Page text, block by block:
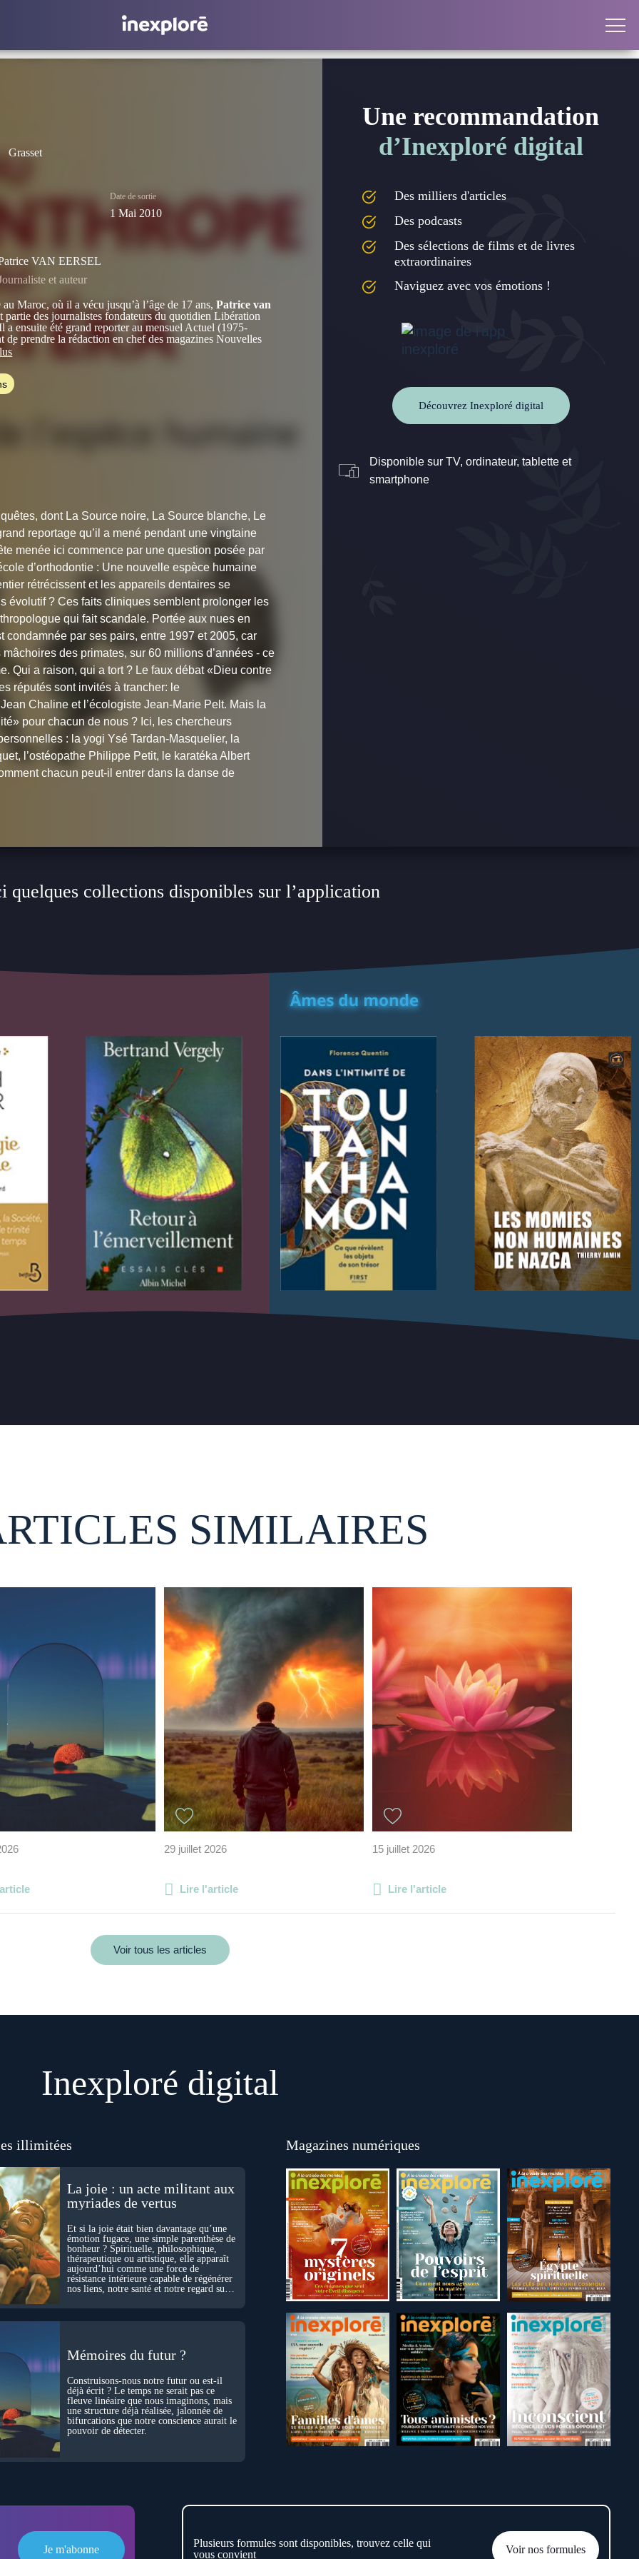
Grasset
Date de sortie
1 Mai 2010
VAN EERSEL
et auteur
Maroc, où il a vécu jusqu’à l’âge de 17 ans,Patrice van
partie des journalistes fondateurs du quotidien Libération
a ensuite été grand reporter au mensuel Actuel (1975-
de prendre la rédaction en chef des magazines Nouvelles
et la direction de la collection éponyme aux éditions
(1993-2021).
quatre enfants et grand-père de sept petits-enfants,
Shintaïdo, il est très intéressé par les dauphins, auprès de
dont La Source noire, La Source blanche, Le
reportage qu’il a mené pendant une vingtaine
menée ici commence par une question posée par
d’orthodontie : Une nouvelle espèce humaine
rétrécissent et les appareils dentaires se
évolutif ? Ces faits cliniques semblent prolonger les
qui fait scandale. Portée aux nues en
par ses pairs, entre 1997 et 2005, car
des primates, sur 60 millions d’années - ce
Qui a raison, qui a tort ? Le faux débat «Dieu contre
réputés sont invités à trancher: le
Chaline et l’écologiste Jean-Marie Pelt. Mais la
pour chacun de nous ? Ici, les chercheurs
: la yogi Ysé Tardan-Masquelier, la
l’ostéopathe Philippe Petit, le karatéka Albert
chacun peut-il entrer dans la danse de
Une recommandation
d’Inexploré digital
Des milliers d'articles
Des podcasts
Des sélections de films et de livres
extraordinaires
Naviguez avec vos émotions !
Découvrez Inexploré digital
Disponible sur TV, ordinateur, tablette et
smartphone
quelques collections disponibles sur l’application
SIMILAIRES
29 juillet 2026
Lire l'article
15 juillet 2026
Lire l'article
Voir tous les articles
Inexploré digital
illimitées
La joie : un acte militant aux
myriades de vertus
Et si la joie était bien davantage qu’une
émotion fugace, une simple parenthèse de
bonheur ? Spirituelle, philosophique,
thérapeutique ou artistique, elle apparaît
aujourd’hui comme une force de
résistance intérieure capable de régénérer
nos liens, notre santé et notre regard sur
Mémoires du futur ?
Construisons-nous notre futur ou est-il
déjà écrit ? Le temps ne serait pas ce
fleuve linéaire que nous imaginons, mais
une structure déjà réalisée, jalonnée de
bifurcations que notre conscience aurait le
pouvoir de détecter.
Magazines numériques
Je m'abonne
Plusieurs formules sont disponibles, trouvez celle qui
vous convient
Voir nos formules